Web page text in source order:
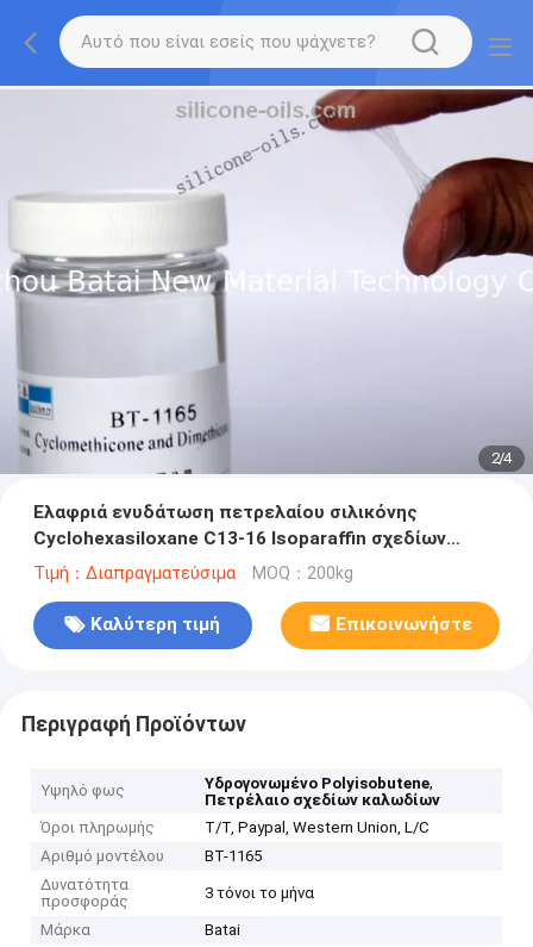
2/4
Ελαφριά ενυδάτωση πετρελαίου σιλικόνης
Cyclohexasiloxane C13-16 Isoparaffin σχεδίων
καλωδίων
Τιμή：Διαπραγματεύσιμα MOQ：200kg
Καλύτερη τιμή Επικοινωνήστε
Περιγραφή Προϊόντων
Υψηλό φως Υδρογονωμένο Polyisobutene,
Πετρέλαιο σχεδίων καλωδίων
Όροι πληρωμής
T/T, Paypal, Western Union, L/C
Αριθμό μοντέλου
BT-1165
Δυνατότητα
προσφοράς
3 τόνοι το μήνα
Μάρκα
Batai